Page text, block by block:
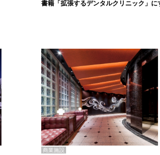
書籍「拡張するデンタルクリニック」
商業施設